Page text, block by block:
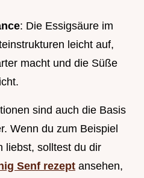
: Die Essigsäure im
leicht auf,
macht und die Süße
sind auch die Basis
Wenn du zum Beispiel
liebst, solltest du dir
Senf rezept ansehen,